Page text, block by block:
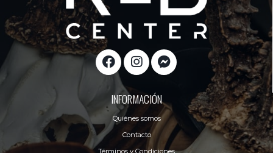
INFORMACIÓN
Quiénes somos
Contacto